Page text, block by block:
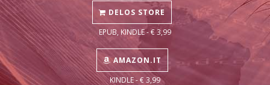
DELOS STORE
EPUB, KINDLE - € 3,99
AMAZON.IT
KINDLE - € 3,99